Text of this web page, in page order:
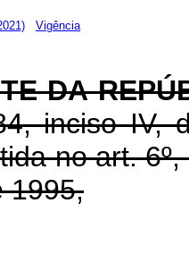
Vigência
DA
inciso IV,
no art.
1995,